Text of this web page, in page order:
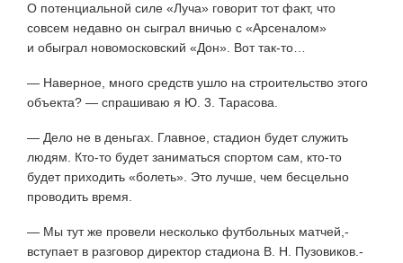
О потенциальной силе «Луча» говорит тот факт, что
совсем недавно он сыграл вничью с «Арсеналом»
и обыграл новомосковский «Дон». Вот так-то…
— Наверное, много средств ушло на строительство этого
объекта? — спрашиваю я Ю. 3. Тарасова.
— Дело не в деньгах. Главное, стадион будет служить
людям. Кто-то будет заниматься спортом сам, кто-то
будет приходить «болеть». Это лучше, чем бесцельно
проводить время.
— Мы тут же провели несколько футбольных матчей,-
вступает в разговор директор стадиона В. Н. Пузовиков.-